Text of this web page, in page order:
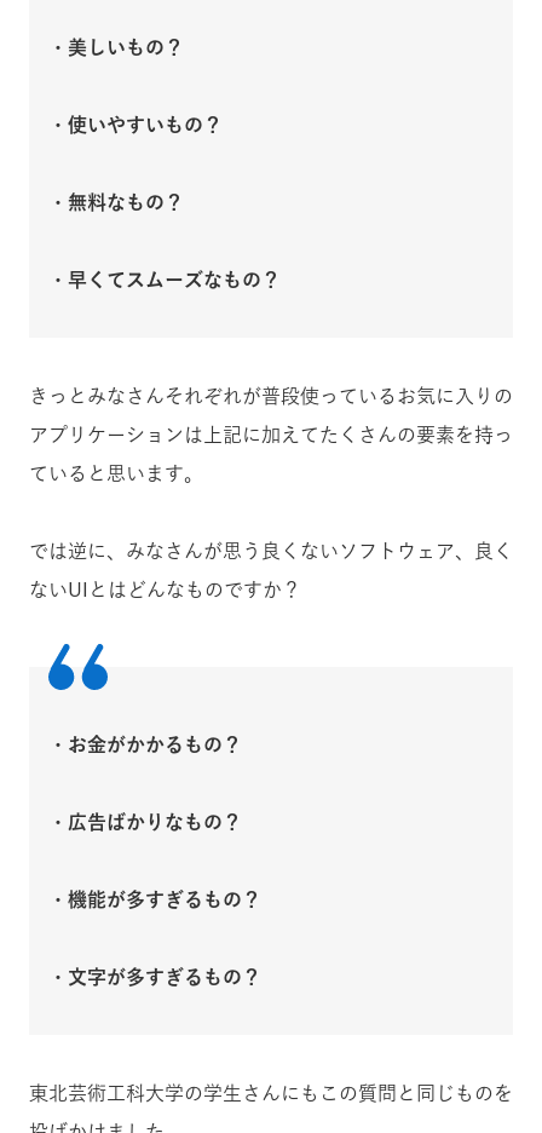
・美しいもの？
・使いやすいもの？
・無料なもの？
・早くてスムーズなもの？
きっとみなさんそれぞれが普段使っているお気に入りの
アプリケーションは上記に加えてたくさんの要素を持っ
ていると思います。
では逆に、みなさんが思う良くないソフトウェア、良く
ないUIとはどんなものですか？
・お金がかかるもの？
・広告ばかりなもの？
・機能が多すぎるもの？
・文字が多すぎるもの？
東北芸術工科大学の学生さんにもこの質問と同じものを